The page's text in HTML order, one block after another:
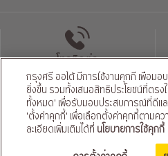
โทรติดต่อ
นโยบายความเป็นส่วนตัว | นโยบายคุ้มค
© สงวนลิขสิทธิ์ 2569 ธนาคารกรุงศ
บริษัท อยุธยา แคปปิตอล ออ
ติดตามเราได้ที่
กรุงศรี ออโต้ มีการใช้งานคุกกี้ เพื่อม
ยิ่งขึ้น รวมทั้งเสนอสิทธิประโยชน์ที่ตร
ทั้งหมด' เพื่อรับมอบประสบการณ์ที่ดีแ
'ตั้งค่าคุกกี้' เพื่อเลือกตั้งค่าคุกกี้ตามค
ละเอียดเพิ่มเติมได้ที่ นโยบายการใช้คุกกี้